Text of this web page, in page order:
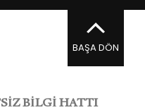
BAŞA DÖN
BİLGİ HATTI